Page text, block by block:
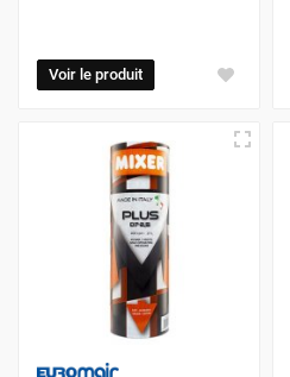
Voir le produit